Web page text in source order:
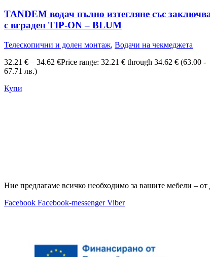
TANDEM водач пълно изтегляне със
с вграден TIP-ON – BLUM
Телескопични и долен монтаж, Водачи на чекмеджета
32.21 € – 34.62 €Price range: 32.21 € through 34.62 € (63.00 -
67.71 лв.)
Купи
Ние предлагаме всичко необходимо за вашите мебели –
Facebook Facebook-messenger Viber